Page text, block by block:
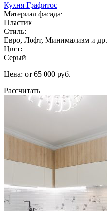
Кухня Графитос
Материал фасада:
Пластик
Стиль:
Евро, Лофт, Минимализм и др.
Цвет:
Серый
Цена: от 65 000 руб.
Рассчитать